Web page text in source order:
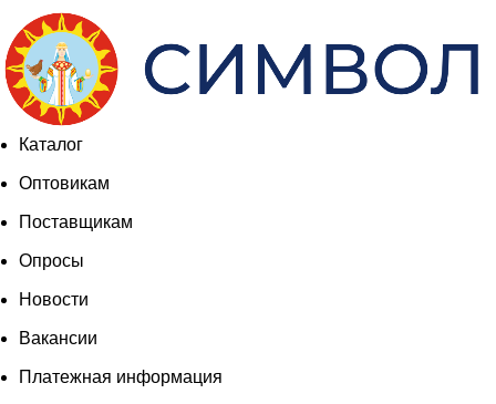
Каталог
Оптовикам
Поставщикам
Опросы
Новости
Вакансии
Платежная информация